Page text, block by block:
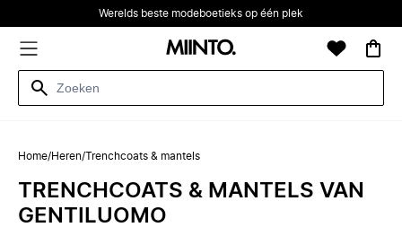
Werelds beste modeboetieks op één plek
Home/Heren/Trenchcoats & mantels
TRENCHCOATS & MANTELS VAN
GENTILUOMO